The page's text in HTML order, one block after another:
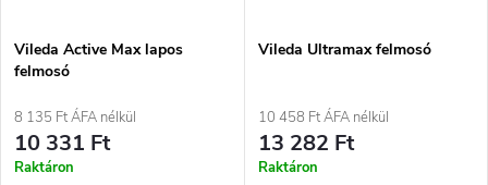
e
k
é
k
e
Vileda Active Max lapos
felmosó
8 135 Ft ÁFA nélkül
10 331 Ft
Raktáron
Vileda Ultramax felmosó
10 458 Ft ÁFA nélkül
13 282 Ft
Raktáron